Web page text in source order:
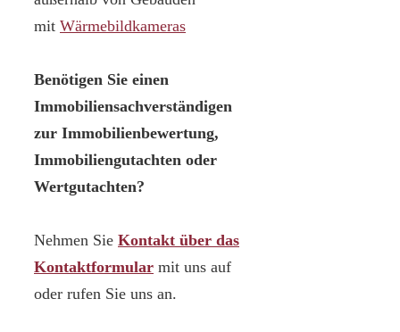
mit Wärmebildkameras
Benötigen Sie einen
Immobiliensachverständigen
zur Immobilienbewertung,
Immobiliengutachten oder
Wertgutachten?
Nehmen Sie Kontakt über das
Kontaktformular mit uns auf
oder rufen Sie uns an.